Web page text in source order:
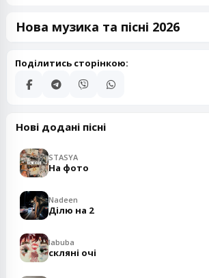
Нова музика та пісні 2026
Поділитись сторінкою:
Нові додані пісні
STASYA
На фото
Nadeen
Ділю на 2
labuba
скляні очі